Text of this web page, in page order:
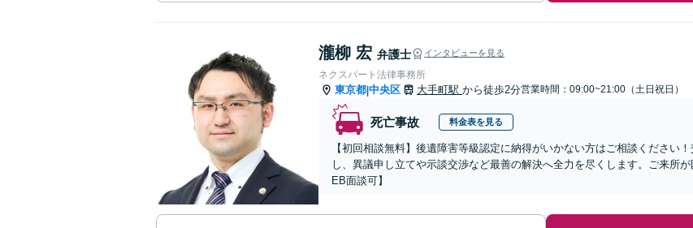
瀧柳 宏 弁護士 インタビューを見る
ネクスパート法律事務所
東京都|中央区 大手町駅 から徒歩2分営業時間：09:00~21:00（土日祝日）
死亡事故 料金表を見る
【初回相談無料】後遺障害等級認定に納得がいかない方はご相談ください
し、異議申し立てや示談交渉など最善の解決へ全力を尽くします。ご来所
EB面談可】